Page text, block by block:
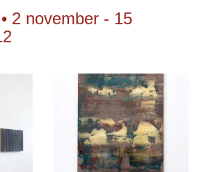
2 november - 15